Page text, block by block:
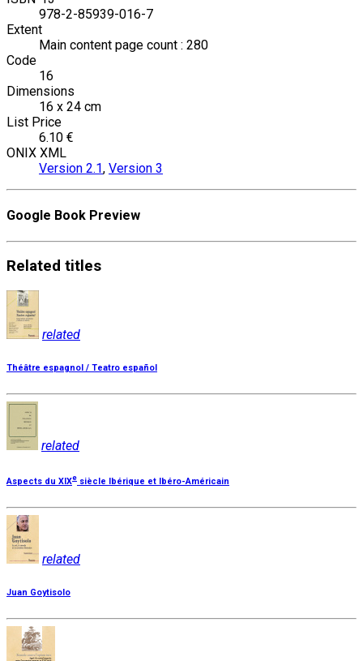
978-2-85939-016-7
Extent
Main content page count : 280
Code
16
Dimensions
16 x 24 cm
List Price
6.10 €
ONIX XML
Version 2.1, Version 3
Google Book Preview
Related titles
related
Théâtre espagnol / Teatro español
related
Aspects du XIXe siècle Ibérique et Ibéro-Américain
related
Juan Goytisolo